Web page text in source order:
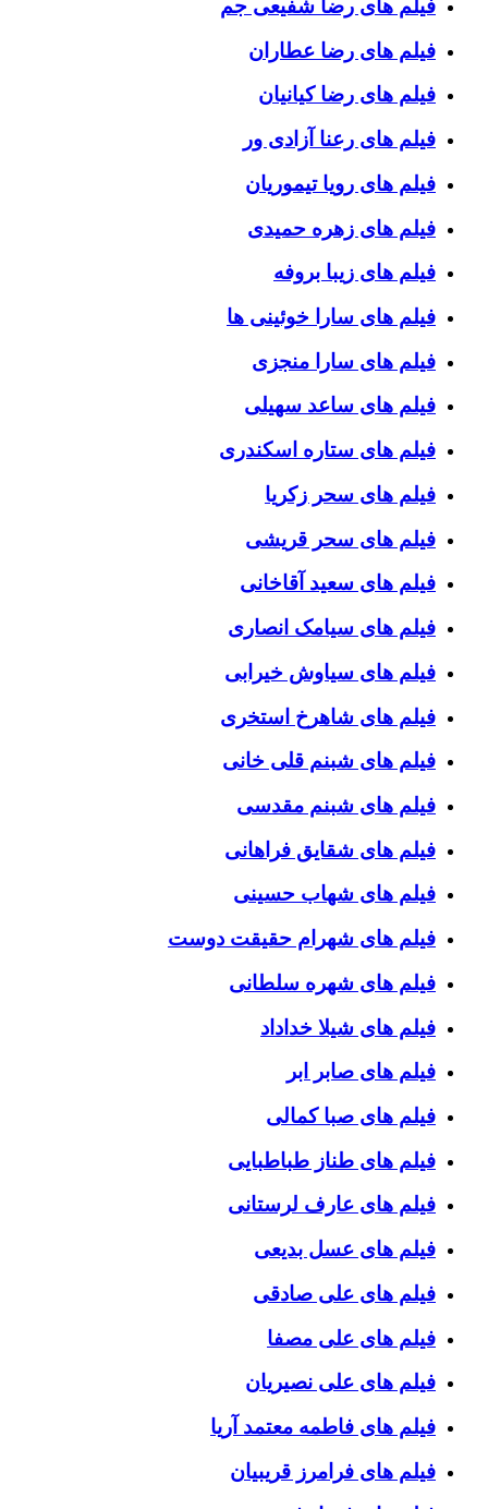
فیلم های رضا شفیعی جم
فیلم های رضا عطاران
فیلم های رضا کیانیان
فیلم های رعنا آزادی ور
فیلم های رویا تیموریان
فیلم های زهره حمیدی
فیلم های زیبا بروفه
فیلم های سارا خوئینی ها
فیلم های سارا منجزی
فیلم های ساعد سهیلی
فیلم های ستاره اسکندری
فیلم های سحر زکریا
فیلم های سحر قریشی
فیلم های سعید آقاخانی
فیلم های سیامک انصاری
فیلم های سیاوش خیرابی
فیلم های شاهرخ استخری
فیلم های شبنم قلی خانی
فیلم های شبنم مقدسی
فیلم های شقایق فراهانی
فیلم های شهاب حسینی
فیلم های شهرام حقیقت دوست
فیلم های شهره سلطانی
فیلم های شیلا خداداد
فیلم های صابر ابر
فیلم های صبا کمالی
فیلم های طناز طباطبایی
فیلم های عارف لرستانی
فیلم های عسل بدیعی
فیلم های علی صادقی
فیلم های علی مصفا
فیلم های علی نصیریان
فیلم های فاطمه معتمد آریا
فیلم های فرامرز قریبیان